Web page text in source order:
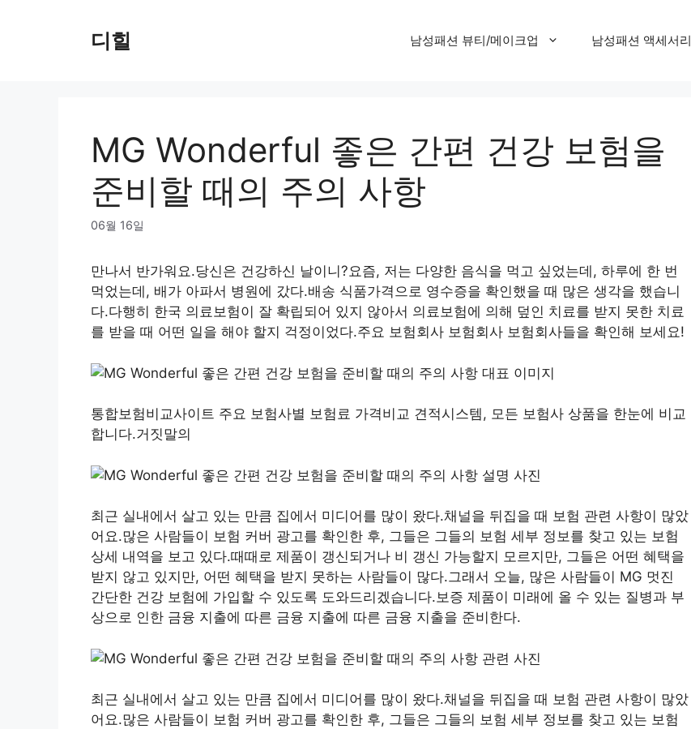
디힐 남성패션 뷰티/메이크업 남성패션 액세서리
MG Wonderful 좋은 간편 건강 보험을
준비할 때의 주의 사항
06월 16일
만나서 반가워요.당신은 건강하신 날이니?요즘, 저는 다양한 음식을 먹고 싶었는데, 하루에 한 번
먹었는데, 배가 아파서 병원에 갔다.배송 식품가격으로 영수증을 확인했을 때 많은 생각을 했습니
다.다행히 한국 의료보험이 잘 확립되어 있지 않아서 의료보험에 의해 덮인 치료를 받지 못한 치료
를 받을 때 어떤 일을 해야 할지 걱정이었다.주요 보험회사 보험회사 보험회사들을 확인해 보세요!
통합보험비교사이트 주요 보험사별 보험료 가격비교 견적시스템, 모든 보험사 상품을 한눈에 비교
합니다.거짓말의
최근 실내에서 살고 있는 만큼 집에서 미디어를 많이 왔다.채널을 뒤집을 때 보험 관련 사항이 많았
어요.많은 사람들이 보험 커버 광고를 확인한 후, 그들은 그들의 보험 세부 정보를 찾고 있는 보험
상세 내역을 보고 있다.때때로 제품이 갱신되거나 비 갱신 가능할지 모르지만, 그들은 어떤 혜택을
받지 않고 있지만, 어떤 혜택을 받지 못하는 사람들이 많다.그래서 오늘, 많은 사람들이 MG 멋진
간단한 건강 보험에 가입할 수 있도록 도와드리겠습니다.보증 제품이 미래에 올 수 있는 질병과 부
상으로 인한 금융 지출에 따른 금융 지출에 따른 금융 지출을 준비한다.
최근 실내에서 살고 있는 만큼 집에서 미디어를 많이 왔다.채널을 뒤집을 때 보험 관련 사항이 많았
어요.많은 사람들이 보험 커버 광고를 확인한 후, 그들은 그들의 보험 세부 정보를 찾고 있는 보험